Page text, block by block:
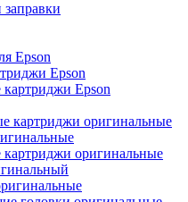
Epson
Epson
Epson
картриджи оригинальные
оригинальные